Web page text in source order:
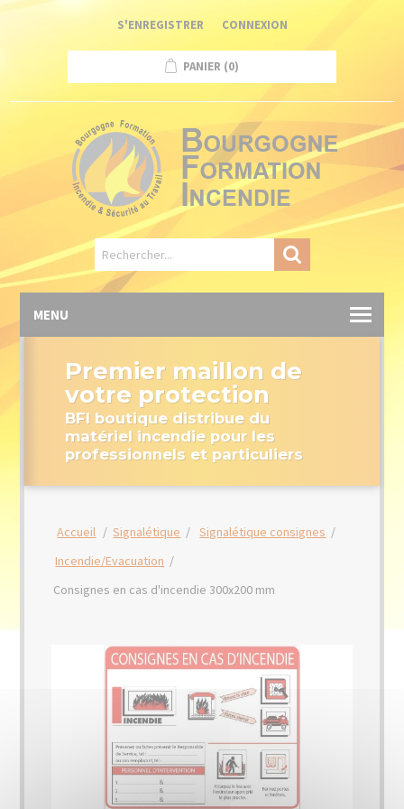
S'ENREGISTRER CONNEXION
PANIER (0)
MENU
Premier maillon de
votre protection
BFI boutique distribue du
matériel incendie pour les
professionnels et particuliers
Accueil / Signalétique / Signalétique consignes /
Incendie/Evacuation /
Consignes en cas d'incendie 300x200 mm
Panneau de gestion des cookies